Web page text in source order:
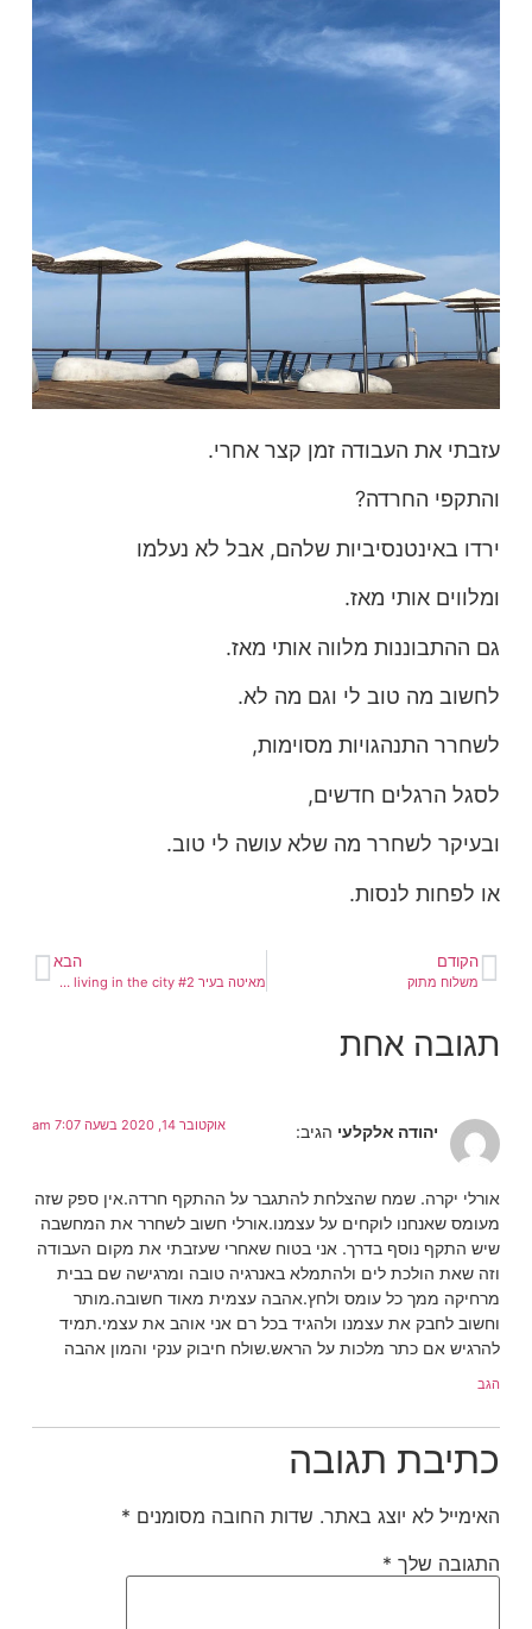
עזבתי את העבודה זמן קצר אחרי.
והתקפי החרדה?
ירדו באינטנסיביות שלהם, אבל לא נעלמו
ומלווים אותי מאז.
גם ההתבוננות מלווה אותי מאז.
לחשוב מה טוב לי וגם מה לא.
לשחרר התנהגויות מסוימות,
לסגל הרגלים חדשים,
ובעיקר לשחרר מה שלא עושה לי טוב.
או לפחות לנסות.
הקודם
משלוח מתוק
הבא
מאיטה בעיר #2 Slow living in the city
תגובה אחת
יהודה אלקלעי הגיב: אוקטובר 14, 2020 בשעה 7:07 am
אורלי יקרה. שמח שהצלחת להתגבר על ההתקף חרדה.אין ספק שזה
מעומס שאנחנו לוקחים על עצמנו.אורלי חשוב לשחרר את המחשבה
שיש התקף נוסף בדרך. אני בטוח שאחרי שעזבתי את מקום העבודה
וזה שאת הולכת לים ולהתמלא באנרגיה טובה ומרגישה שם בבית
מרחיקה ממך כל עומס ולחץ.אהבה עצמית מאוד חשובה.מותר
וחשוב לחבק את עצמנו ולהגיד בכל רם אני אוהב את עצמי.תמיד
להרגיש אם כתר מלכות על הראש.שולח חיבוק ענקי והמון אהבה
הגב
כתיבת תגובה
האימייל לא יוצג באתר. שדות החובה מסומנים *
התגובה שלך *